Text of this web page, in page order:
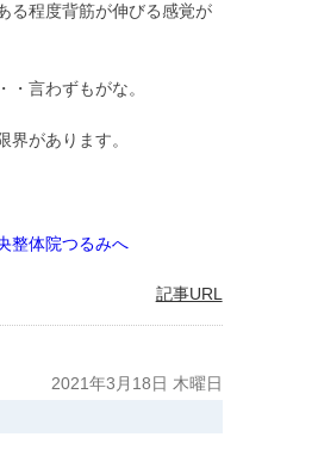
る程度背筋が伸びる感覚が
言わずもがな。
があります。
整体院つるみへ
記事URL
2021年3月18日 木曜日